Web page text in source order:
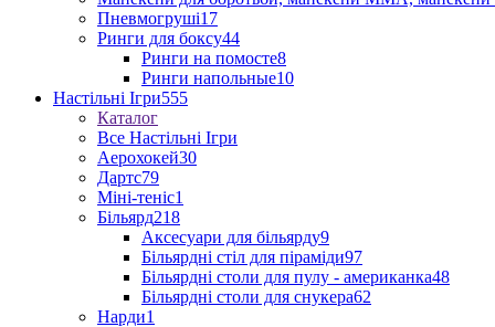
Пневмогруші17
Ринги для боксу44
Ринги на помосте8
Ринги напольные10
Настільні Ігри555
Каталог
Все Настільні Ігри
Аерохокей30
Дартс79
Міні-теніс1
Більярд218
Аксесуари для більярду9
Більярдні стіл для піраміди97
Більярдні столи для пулу - американка48
Більярдні столи для снукера62
Нарди1